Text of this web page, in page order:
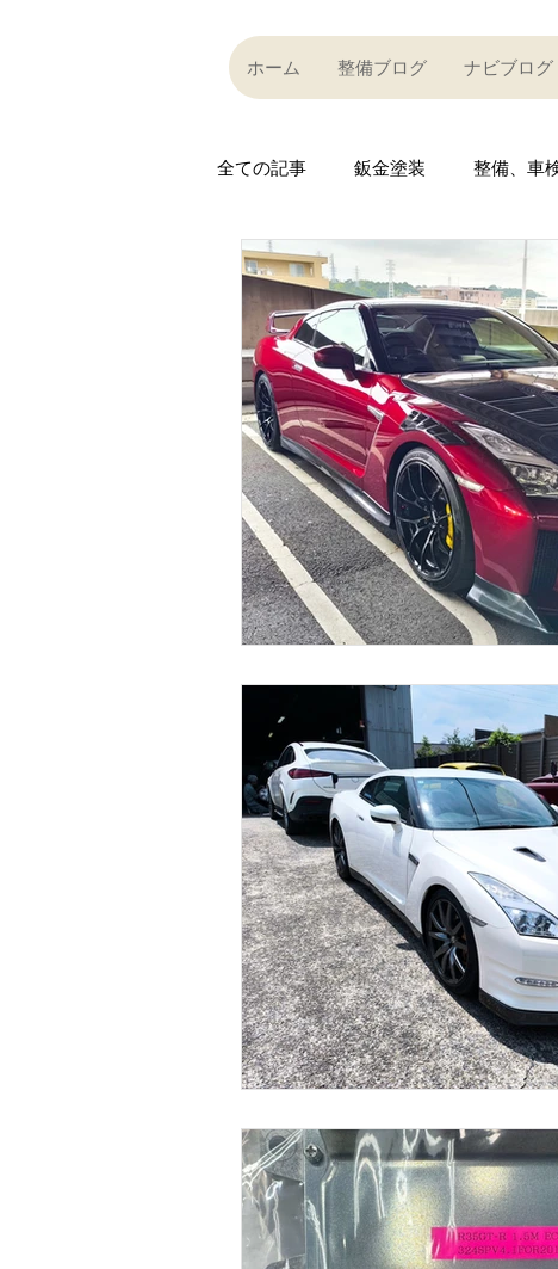
ホーム 整備ブログ ナビブログ
全ての記事 鈑金塗装 整備、車
Partner company 買い取り
Car community その他
R35 GT-R R35 GT-R AUDI
Ferrari